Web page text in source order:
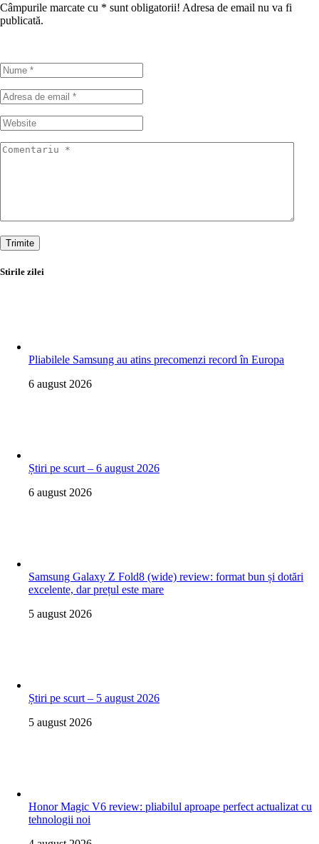
Câmpurile marcate cu * sunt obligatorii! Adresa de email nu va fi
publicată.
Trimite
Stirile zilei
Pliabilele Samsung au atins precomenzi record în Europa
6 august 2026
Știri pe scurt – 6 august 2026
6 august 2026
Samsung Galaxy Z Fold8 (wide) review: format bun și dotări
excelente, dar prețul este mare
5 august 2026
Știri pe scurt – 5 august 2026
5 august 2026
Honor Magic V6 review: pliabilul aproape perfect actualizat cu
tehnologii noi